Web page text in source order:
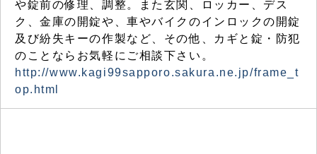
や錠前の修理、調整。また玄関、ロッカー、デス
ク、金庫の開錠や、車やバイクのインロックの開錠
及び紛失キーの作製など、その他、カギと錠・防犯
のことならお気軽にご相談下さい。
http://www.kagi99sapporo.sakura.ne.jp/frame_t
op.html